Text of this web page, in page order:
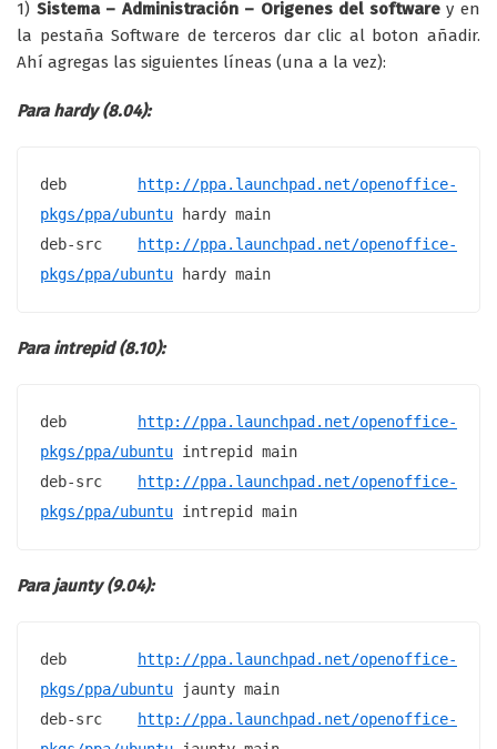
1) Sistema – Administración – Origenes del softwarey en
la pestaña Software de terceros dar clic al boton añadir.
Ahí agregas las siguientes líneas (una a la vez):
Para hardy (8.04):
deb
http://ppa.launchpad.net/openoffice-
pkgs/ppa/ubuntu
hardy main
deb-src
http://ppa.launchpad.net/openoffice-
pkgs/ppa/ubuntu
hardy main
Para intrepid (8.10):
deb
http://ppa.launchpad.net/openoffice-
pkgs/ppa/ubuntu intrepid
main
deb-src
http://ppa.launchpad.net/openoffice-
pkgs/ppa/ubuntu intrepid main
Para jaunty (9.04):
deb
http://ppa.launchpad.net/openoffice-
pkgs/ppa/ubuntu
jaunty main
deb-src
http://ppa.launchpad.net/openoffice-